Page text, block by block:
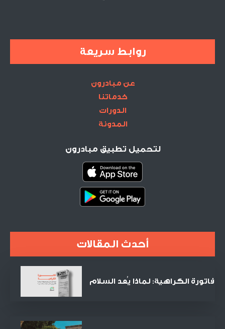
روابط سريعة
عن مبادرون
خدماتنا
الدورات
المدونة
لتحميل تطبيق مبادرون
أحدث المقالات
فاتورة الكراهية: لماذا يُعد السلام